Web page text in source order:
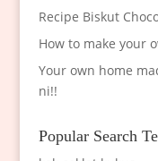
Recipe Biskut
How to make your
Your own home
ni!!
Popular Search